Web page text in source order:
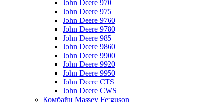
John Deere 970
John Deere 975
John Deere 9760
John Deere 9780
John Deere 985
John Deere 9860
John Deere 9900
John Deere 9920
John Deere 9950
John Deere CTS
John Deere CWS
Комбайн Massey Ferguson